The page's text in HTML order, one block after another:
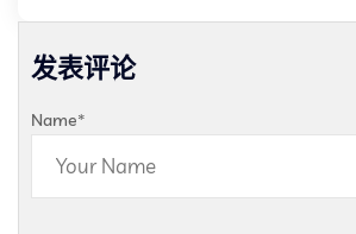
发表评论
Name*